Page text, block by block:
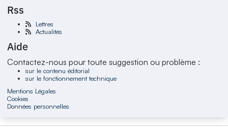
Rss
Lettres
Actualités
Aide
Contactez-nous pour toute suggestion ou problème :
sur le contenu éditorial
sur le fonctionnement technique
Mentions Légales
Cookies
Données personnelles